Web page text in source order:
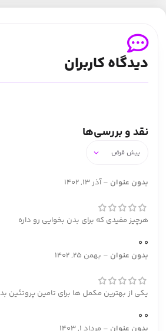
دیدگاه کاربران
نقد و بررسی‌ها
بدون عنوان –آذر 13, 1402
هرچیز مفیدی که برای بدن بخوایی رو داره
0
0
بدون عنوان – بهمن 25, 1402
یکی از بهترین مکمل ها برای تامین پروتئین
0
0
بدون عنوان – مرداد 1, 1403